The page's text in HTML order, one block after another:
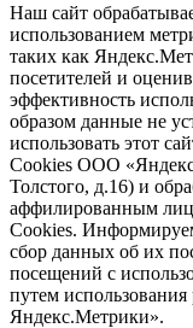
Наш сайт
использованием
таких как
посетителей и
эффективность
образом данные не
использовать этот
Cookies ООО
Толстого, д.16) и
аффилированным
Cookies.
сбор данных об их
посещений с
путем
Яндекс.Метрики».